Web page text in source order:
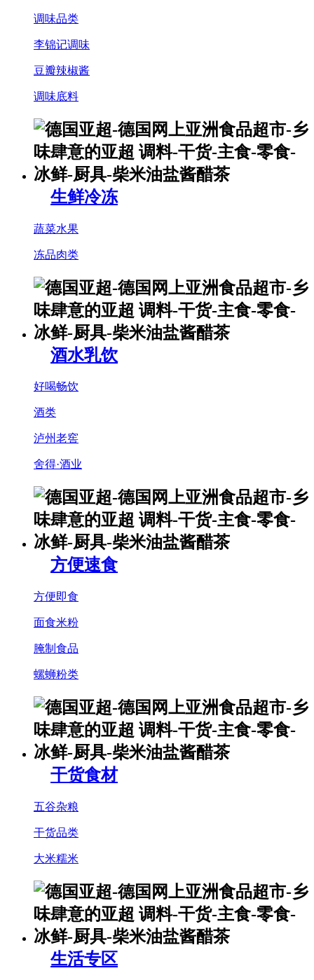
调味品类
李锦记调味
豆瓣辣椒酱
调味底料
生鲜冷冻
蔬菜水果
冻品肉类
酒水乳饮
好喝畅饮
酒类
泸州老窖
舍得·酒业
方便速食
方便即食
面食米粉
腌制食品
螺蛳粉类
干货食材
五谷杂粮
干货品类
大米糯米
生活专区